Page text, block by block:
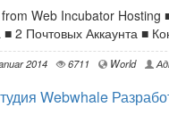
Web Incubator
2 Почтовых Аккаунта ■
2014 6711 World
Webwhale